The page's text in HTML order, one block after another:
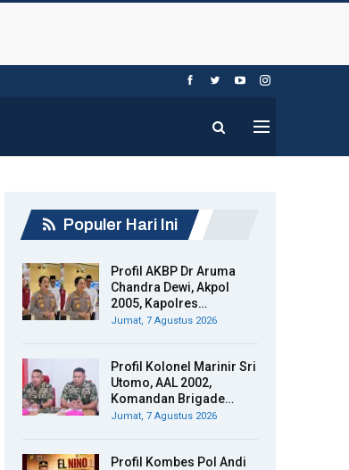
Populer Hari Ini
Profil AKBP Dr Aruma
Chandra Dewi, Akpol
2005, Kapolres…
Jumat, 7 Agustus 2026
Profil Kolonel Marinir Sri
Utomo, AAL 2002,
Komandan Brigade…
Jumat, 7 Agustus 2026
Profil Kombes Pol Andi